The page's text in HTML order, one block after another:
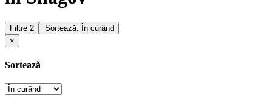
Filtre 2
Sortează: În curând
×
Sortează